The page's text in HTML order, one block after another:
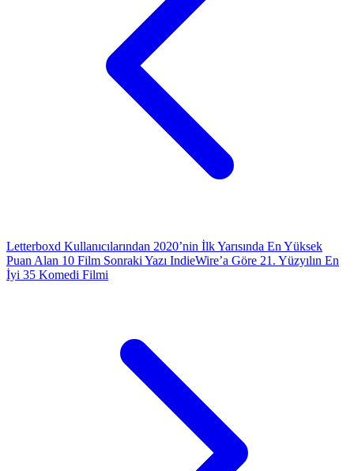
Letterboxd Kullanıcılarından 2020’nin İlk Yarısında En Yüksek
Puan Alan 10 Film Sonraki Yazı IndieWire’a Göre 21. Yüzyılın En
İyi 35 Komedi Filmi